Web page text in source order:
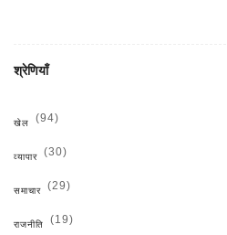
श्रेणियाँ
खेल (94)
व्यापार (30)
समाचार (29)
राजनीति (19)